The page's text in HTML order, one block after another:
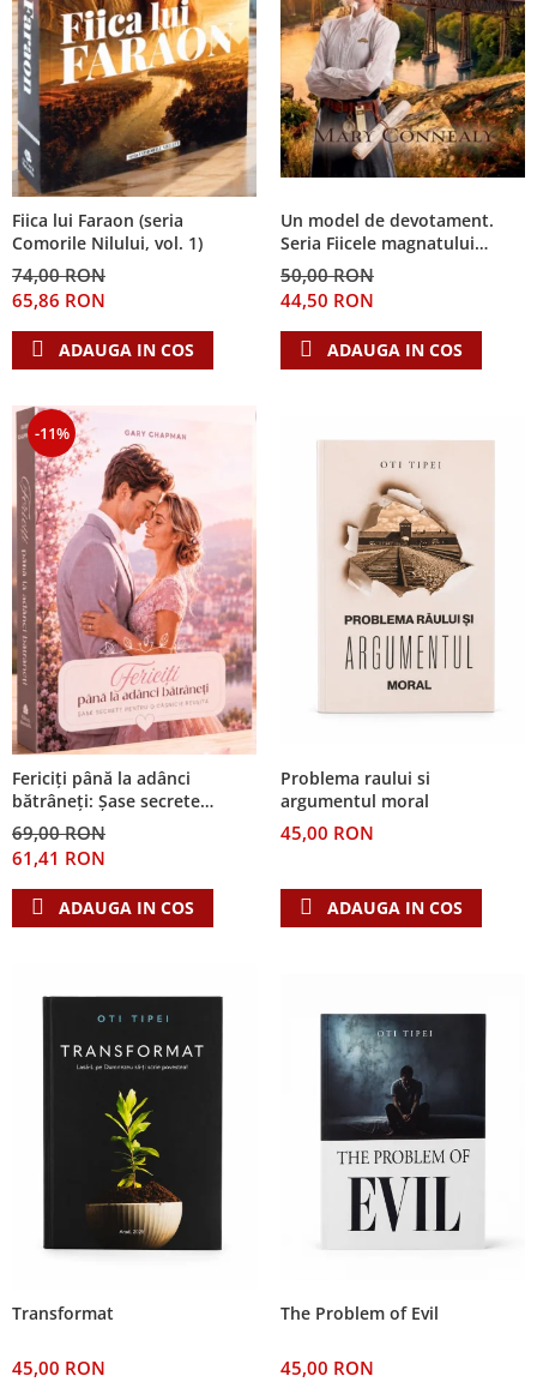
Fiica lui Faraon (seria
Comorile Nilului, vol. 1)
74,00 RON
65,86 RON
ADAUGA IN COS
Un model de devotament.
Seria Fiicele magnatului
forestier 3
50,00 RON
44,50 RON
ADAUGA IN COS
-11%
Fericiți până la adânci
bătrâneți: Șase secrete
pentru o căsnicie reușită
69,00 RON
61,41 RON
ADAUGA IN COS
Problema raului si
argumentul moral
45,00 RON
ADAUGA IN COS
Transformat
45,00 RON
The Problem of Evil
45,00 RON